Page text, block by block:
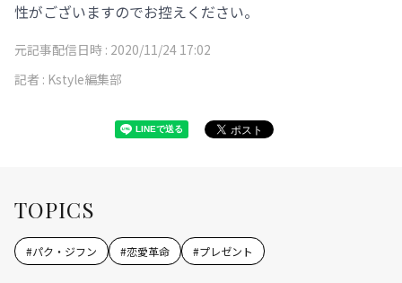
性がございますのでお控えください。
元記事配信日時 : 2020/11/24 17:02
記者 : Kstyle編集部
TOPICS
#パク・ジフン #恋愛革命 #プレゼント